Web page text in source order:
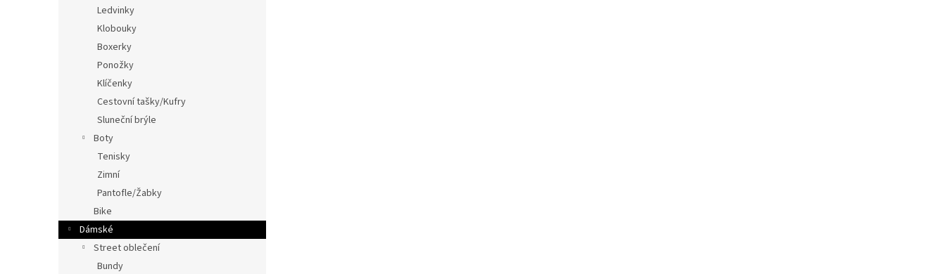
Ledvinky
Klobouky
Boxerky
Ponožky
Klíčenky
Cestovní tašky/Kufry
Sluneční brýle
Boty
Tenisky
Zimní
Pantofle/Žabky
Bike
Dámské
Street oblečení
Bundy